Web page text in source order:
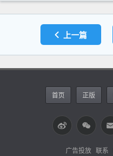
上一篇
首页 正版
广告投放 联系